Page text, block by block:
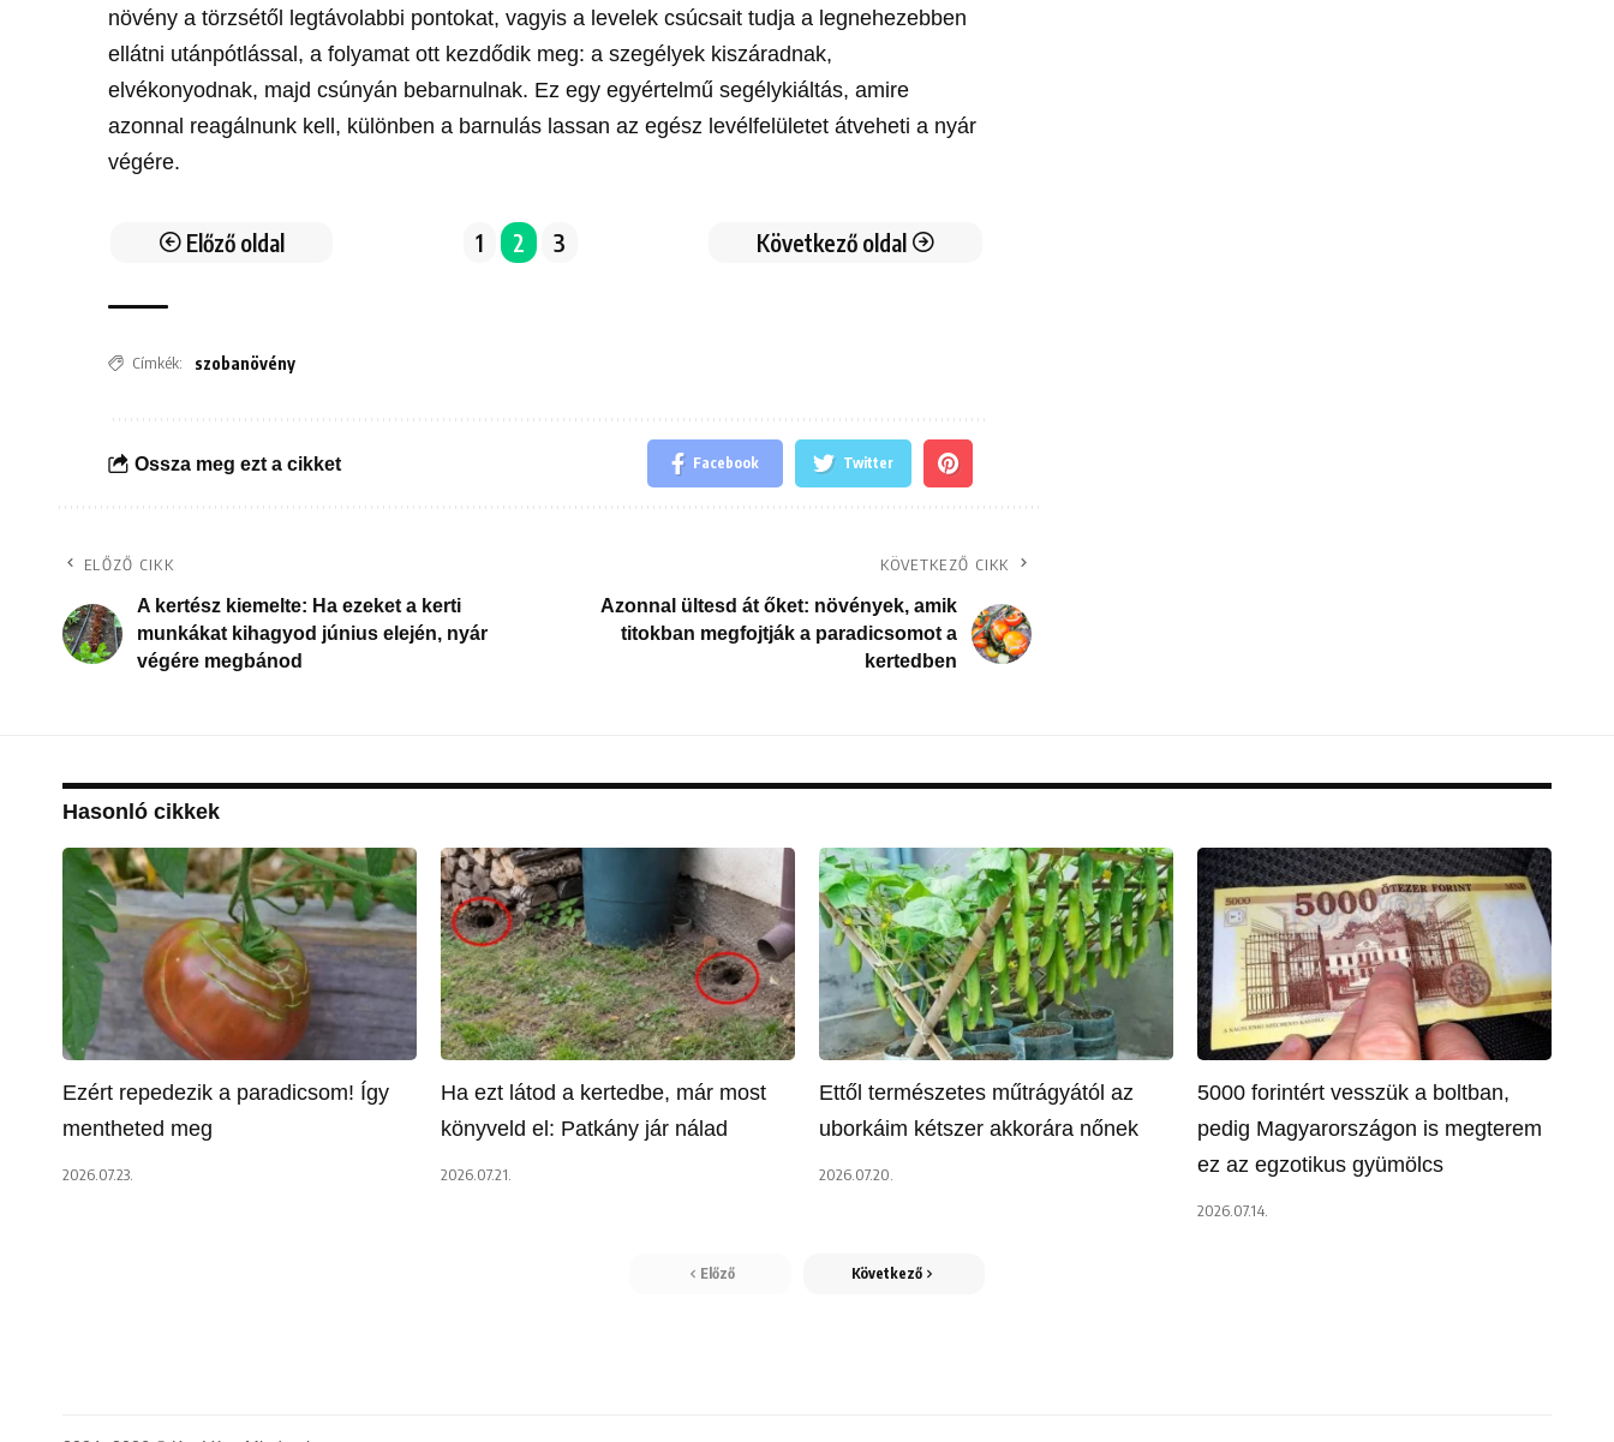
növény a törzsétől legtávolabbi pontokat, vagyis a levelek csúcsait tudja a legnehezebben
ellátni utánpótlással, a folyamat ott kezdődik meg: a szegélyek kiszáradnak,
elvékonyodnak, majd csúnyán bebarnulnak. Ez egy egyértelmű segélykiáltás, amire
azonnal reagálnunk kell, különben a barnulás lassan az egész levélfelületet átveheti a nyár
végére.
Előző oldal 1 2 3 Következő oldal
Címkék: szobanövény
Ossza meg ezt a cikket Facebook Twitter
ELŐZŐ CIKK
A kertész kiemelte: Ha ezeket a kerti
munkákat kihagyod június elején, nyár
végére megbánod
KÖVETKEZŐ CIKK
Azonnal ültesd át őket: növények, amik
titokban megfojtják a paradicsomot a
kertedben
Hasonló cikkek
Ezért repedezik a paradicsom! Így
mentheted meg
2026.07.23.
Ha ezt látod a kertedbe, már most
könyveld el: Patkány jár nálad
2026.07.21.
Ettől természetes műtrágyától az
uborkáim kétszer akkorára nőnek
2026.07.20.
5000 forintért vesszük a boltban,
pedig Magyarországon is megterem
ez az egzotikus gyümölcs
2026.07.14.
Előző Következő